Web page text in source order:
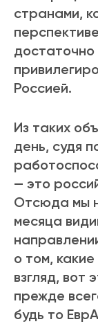
странами,
достаточно
Россией.
Из таких
день, судя
— это
Отсюда мы
месяца
о том,
взгляд, вот
прежде
будь то